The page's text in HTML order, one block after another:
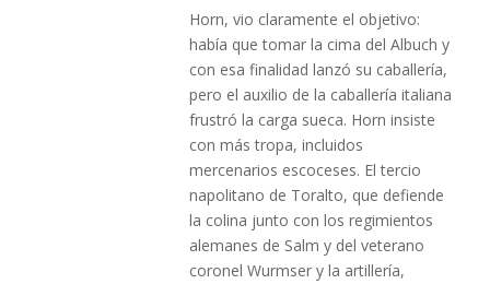
Horn, vio claramente el objetivo:
había que tomar la cima del Albuch y
con esa finalidad lanzó su caballería,
pero el auxilio de la caballería italiana
frustró la carga sueca. Horn insiste
con más tropa, incluidos
mercenarios escoceses. El tercio
napolitano de Toralto, que defiende
la colina junto con los regimientos
alemanes de Salm y del veterano
coronel Wurmser y la artillería,